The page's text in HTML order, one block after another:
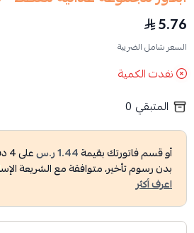
5.76
السعر شامل الضريبة
نفدت الكمية
المتبقي 0
أو قسم فاتورتك بقيمة1.44 ر.س على4
بدون رسوم تأخير، متوافقة مع الشريعة
اعرف أكثر